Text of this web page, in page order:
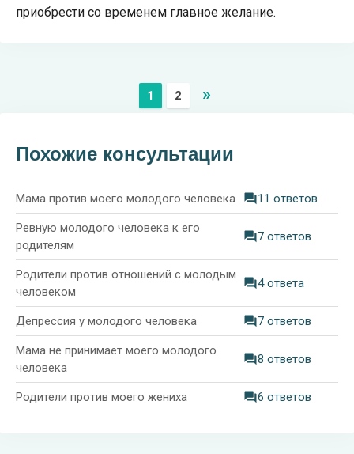
приобрести со временем главное желание.
1 2 »
Похожие консультации
Мама против моего молодого человека 11 ответов
Ревную молодого человека к его
родителям
7 ответов
Родители против отношений с молодым
человеком
4 ответа
Депрессия у молодого человека 7 ответов
Мама не принимает моего молодого
человека
8 ответов
Родители против моего жениха 6 ответов